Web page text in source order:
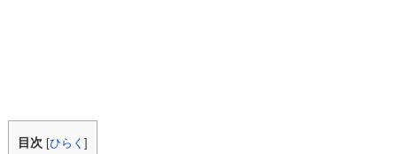
目次 [ひらく]